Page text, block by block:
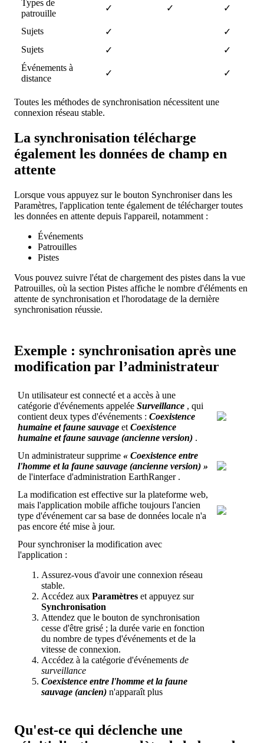
Types de
patrouille
✓ ✓ ✓
Sujets ✓
✓
Sujets
✓
✓
Événements à
distance
✓ ✓
Toutes les méthodes de synchronisation nécessitent une
connexion réseau stable.
La synchronisation télécharge
également les données de champ en
attente
Lorsque vous appuyez sur le bouton Synchroniser dans les
Paramètres, l'application tente également de télécharger toutes
les données en attente depuis l'appareil, notamment :
Événements
Patrouilles
Pistes
Vous pouvez suivre l'état de chargement des pistes dans la vue
Patrouilles, où la section Pistes affiche le nombre d'éléments en
attente de synchronisation et l'horodatage de la dernière
synchronisation réussie.
Exemple : synchronisation après une
modification par l’administrateur
Un utilisateur est connecté et a accès à une
catégorie d'événements appelée Surveillance , qui
contient deux types d'événements : Coexistence
humaine et faune sauvage et Coexistence
humaine et faune sauvage (ancienne version) .
Un administrateur supprime « Coexistence entre
l'homme et la faune sauvage (ancienne version) »
de l'interface d'administration EarthRanger .
La modification est effective sur la plateforme web,
mais l'application mobile affiche toujours l'ancien
type d'événement car sa base de données locale n'a
pas encore été mise à jour.
Pour synchroniser la modification avec
l'application :
Assurez-vous d'avoir une connexion réseau
stable.
Accédez aux Paramètres et appuyez sur
Synchronisation
Attendez que le bouton de synchronisation
cesse d'être grisé ; la durée varie en fonction
du nombre de types d'événements et de la
vitesse de connexion.
Accédez à la catégorie d'événements de
surveillance
Coexistence entre l'homme et la faune
sauvage (ancien) n'apparaît plus
Qu'est-ce qui déclenche une